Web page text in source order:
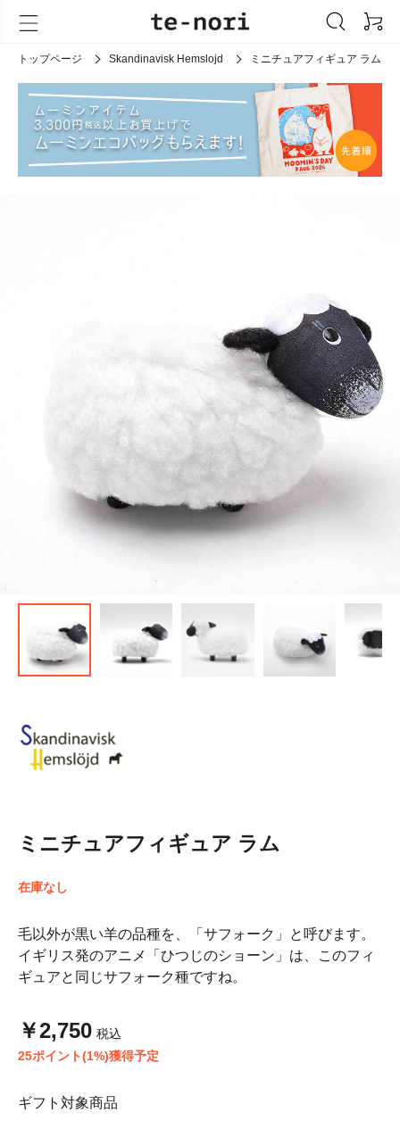
トップページ Skandinavisk Hemslojd ミニチュアフィギュア ラム
ミニチュアフィギュア ラム
在庫なし
毛以外が黒い羊の品種を、「サフォーク」と呼びます。
イギリス発のアニメ「ひつじのショーン」は、このフィ
ギュアと同じサフォーク種ですね。
￥2,750 税込
25ポイント(1%)獲得予定
ギフト対象商品